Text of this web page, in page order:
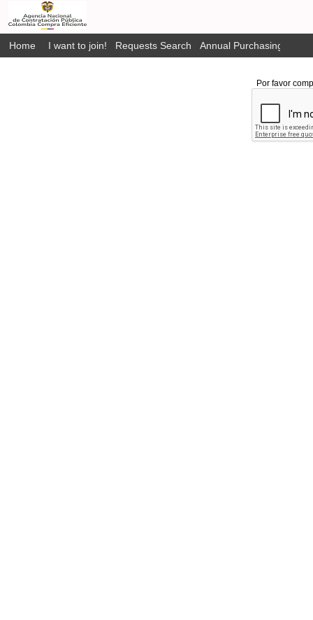
Home I want to join! Requests Search Annual Purchasing Plan
Por favor